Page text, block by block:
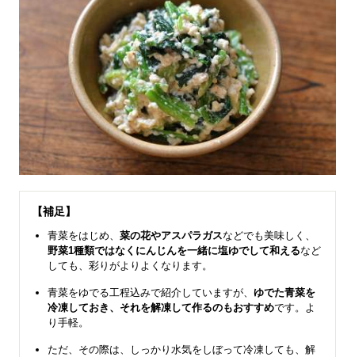
【補足】
青菜をはじめ、 菜の花やアスパラガスなどでも美味しく、
野菜1種類ではなくにんじんを一緒に塩ゆでして和えるなど
しても、彩りがよりよくなります。
青菜をゆでる工程込みで紹介していますが、 ゆでた青菜を
冷凍しておき、それを解凍して作るのもおすすめです。よ
り手軽。
ただ、その際は、しっかり水気をしぼって冷凍しても、解